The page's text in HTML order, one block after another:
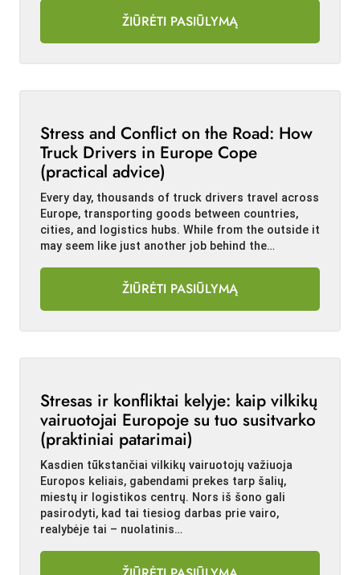
ŽIŪRĖTI PASIŪLYMĄ
Stress and Conflict on the Road: How
Truck Drivers in Europe Cope
(practical advice)
Every day, thousands of truck drivers travel across
Europe, transporting goods between countries,
cities, and logistics hubs. While from the outside it
may seem like just another job behind the…
ŽIŪRĖTI PASIŪLYMĄ
Stresas ir konfliktai kelyje: kaip vilkikų
vairuotojai Europoje su tuo susitvarko
(praktiniai patarimai)
Kasdien tūkstančiai vilkikų vairuotojų važiuoja
Europos keliais, gabendami prekes tarp šalių,
miestų ir logistikos centrų. Nors iš šono gali
pasirodyti, kad tai tiesiog darbas prie vairo,
realybėje tai – nuolatinis…